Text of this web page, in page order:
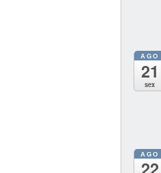
AGO
21
sex
AGO